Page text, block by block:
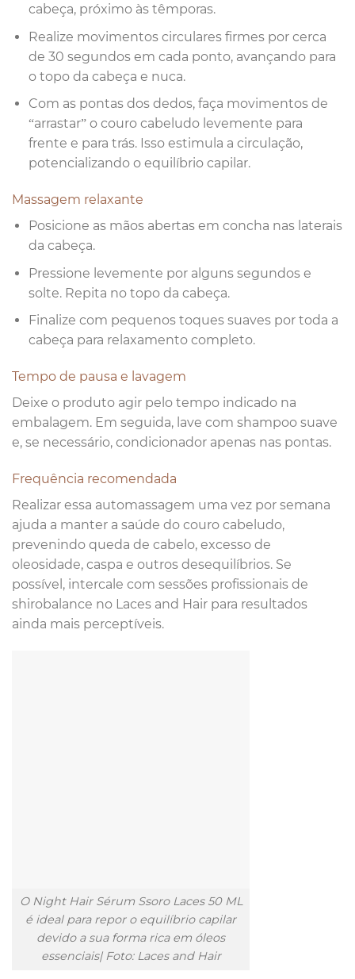
cabeça, próximo às têmporas.
Realize movimentos circulares firmes por cerca
de 30 segundos em cada ponto, avançando para
o topo da cabeça e nuca.
Com as pontas dos dedos, faça movimentos de
“arrastar” o couro cabeludo levemente para
frente e para trás. Isso estimula a circulação,
potencializando o equilíbrio capilar.
Massagem relaxante
Posicione as mãos abertas em concha nas laterais
da cabeça.
Pressione levemente por alguns segundos e
solte. Repita no topo da cabeça.
Finalize com pequenos toques suaves por toda a
cabeça para relaxamento completo.
Tempo de pausa e lavagem
Deixe o produto agir pelo tempo indicado na
embalagem. Em seguida, lave com shampoo suave
e, se necessário, condicionador apenas nas pontas.
Frequência recomendada
Realizar essa automassagem uma vez por semana
ajuda a manter a saúde do couro cabeludo,
prevenindo queda de cabelo, excesso de
oleosidade, caspa e outros desequilíbrios. Se
possível, intercale com sessões profissionais de
shirobalance no Laces and Hair para resultados
ainda mais perceptíveis.
O Night Hair Sérum Ssoro Laces 50 ML
é ideal para repor o equilíbrio capilar
devido a sua forma rica em óleos
essenciais| Foto: Laces and Hair